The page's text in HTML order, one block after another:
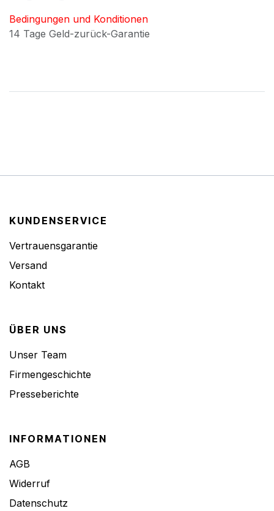
Bedingungen und Konditionen
14 Tage Geld-zurück-Garantie
KUNDENSERVICE
Vertrauensgarantie
Versand
Kontakt
ÜBER UNS
Unser Team
Firmengeschichte
Presseberichte
INFORMATIONEN
AGB
Widerruf
Datenschutz